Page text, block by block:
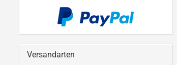
Versandarten